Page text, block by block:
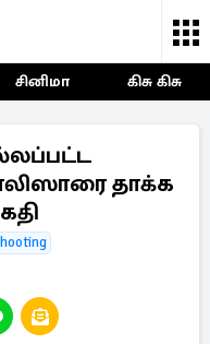
சினிமா கிசு கிசு
தாக்க